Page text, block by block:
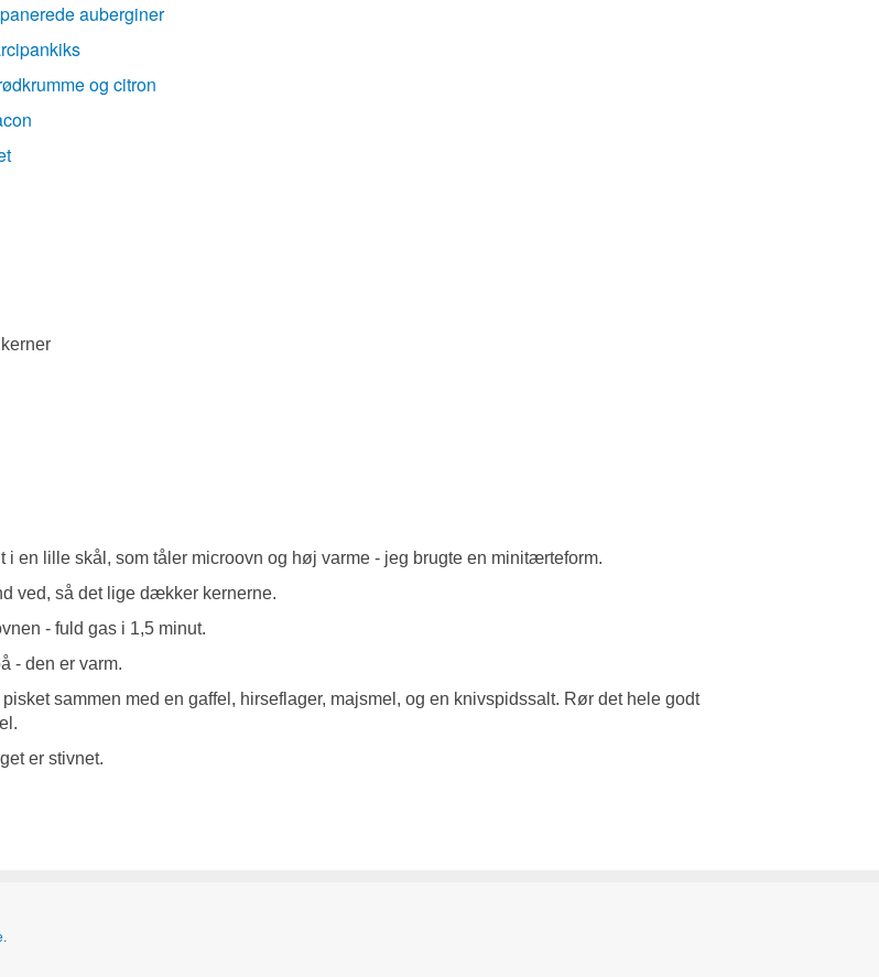
auberginer
og citron
i en lille skål, som tåler microovn og høj varme - jeg brugte en minitærteform.
ved, så det lige dækker kernerne.
- fuld gas i 1,5 minut.
- den er varm.
sammen med en gaffel, hirseflager, majsmel, og en knivspidssalt. Rør det hele godt
er stivnet.